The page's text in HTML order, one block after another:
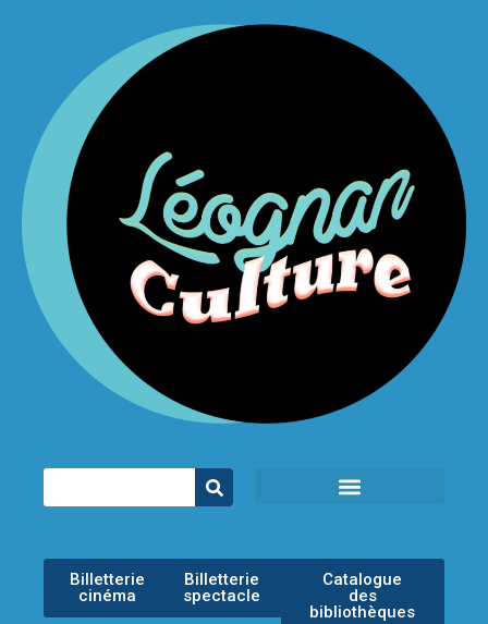
Billetterie
cinéma
Billetterie
spectacle
Catalogue
des
bibliothèques